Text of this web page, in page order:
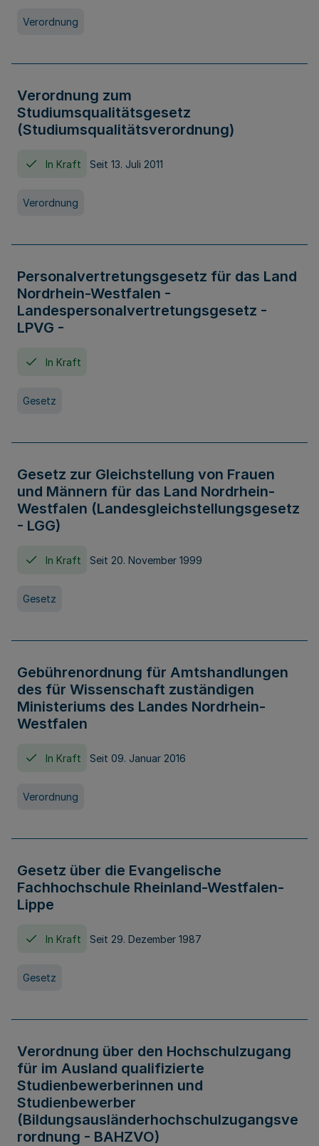
Verordnung
Verordnung zum
Studiumsqualitätsgesetz
(Studiumsqualitätsverordnung)
In Kraft Seit 13. Juli 2011
Verordnung
Personalvertretungsgesetz für das Land
Nordrhein-Westfalen -
Landespersonalvertretungsgesetz -
LPVG -
In Kraft
Gesetz
Gesetz zur Gleichstellung von Frauen
und Männern für das Land Nordrhein-
Westfalen (Landesgleichstellungsgesetz
- LGG)
In Kraft Seit 20. November 1999
Gesetz
Gebührenordnung für Amtshandlungen
des für Wissenschaft zuständigen
Ministeriums des Landes Nordrhein-
Westfalen
In Kraft Seit 09. Januar 2016
Verordnung
Gesetz über die Evangelische
Fachhochschule Rheinland-Westfalen-
Lippe
In Kraft Seit 29. Dezember 1987
Gesetz
Verordnung über den Hochschulzugang
für im Ausland qualifizierte
Studienbewerberinnen und
Studienbewerber
(Bildungsausländerhochschulzugangsve
rordnung - BAHZVO)